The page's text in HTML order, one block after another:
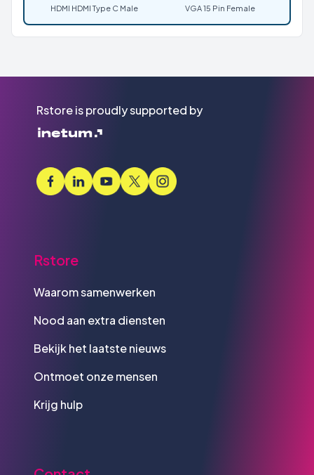
HDMI HDMI Type C Male VGA 15 Pin Female
Rstore is proudly supported by
Rstore
Waarom samenwerken
Nood aan extra diensten
Bekijk het laatste nieuws
Ontmoet onze mensen
Krijg hulp